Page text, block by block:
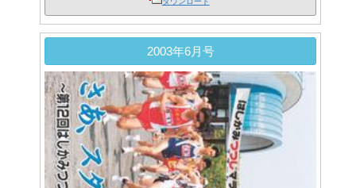
2003年6月号